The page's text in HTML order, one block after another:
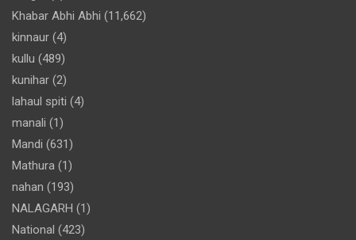
Khabar Abhi Abhi (11,662)
kinnaur (4)
kullu (489)
kunihar (2)
lahaul spiti (4)
manali (1)
Mandi (631)
Mathura (1)
nahan (193)
NALAGARH (1)
National (423)